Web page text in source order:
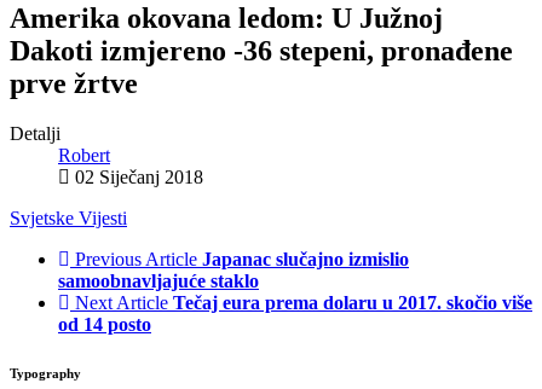
Amerika okovana ledom: U Južnoj
Dakoti izmjereno -36 stepeni, pronađene
prve žrtve
Detalji
Robert
02 Siječanj 2018
Svjetske Vijesti
Previous Article Japanac slučajno izmislio
samoobnavljajuće staklo
Next Article Tečaj eura prema dolaru u 2017. skočio više
od 14 posto
Typography